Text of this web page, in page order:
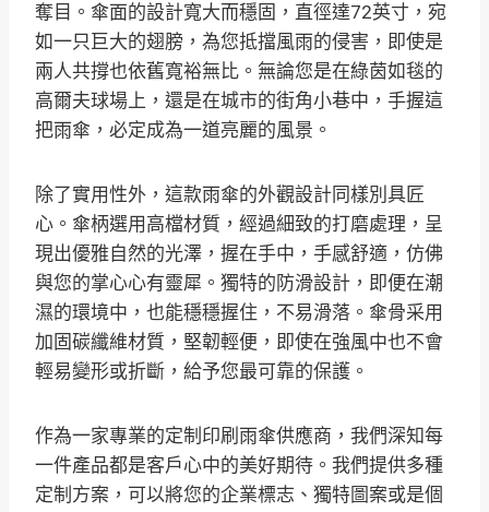
奪目。傘面的設計寬大而穩固，直徑達72英寸，宛
如一只巨大的翅膀，為您抵擋風雨的侵害，即使是
兩人共撐也依舊寬裕無比。無論您是在綠茵如毯的
高爾夫球場上，還是在城市的街角小巷中，手握這
把雨傘，必定成為一道亮麗的風景。
除了實用性外，這款雨傘的外觀設計同樣別具匠
心。傘柄選用高檔材質，經過細致的打磨處理，呈
現出優雅自然的光澤，握在手中，手感舒適，仿佛
與您的掌心心有靈犀。獨特的防滑設計，即便在潮
濕的環境中，也能穩穩握住，不易滑落。傘骨采用
加固碳纖維材質，堅韌輕便，即使在強風中也不會
輕易變形或折斷，給予您最可靠的保護。
作為一家專業的定制印刷雨傘供應商，我們深知每
一件產品都是客戶心中的美好期待。我們提供多種
定制方案，可以將您的企業標志、獨特圖案或是個